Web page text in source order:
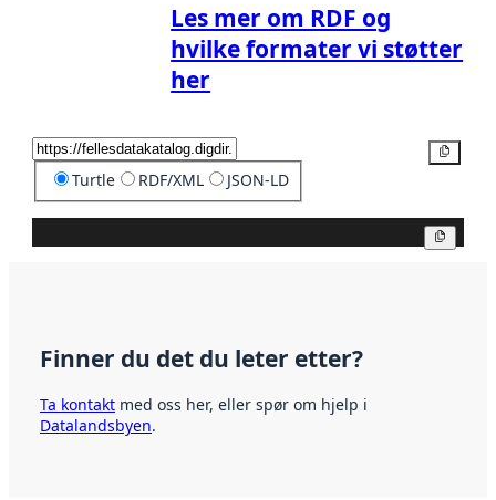
Les mer om RDF og
hvilke formater vi støtter
her
Turtle RDF/XML JSON-LD
Finner du det du leter etter?
Ta kontakt med oss her, eller spør om hjelp i
Datalandsbyen.